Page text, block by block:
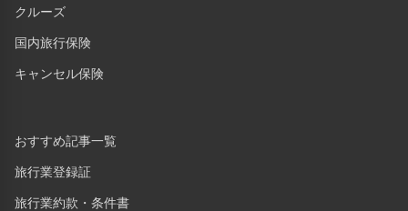
クルーズ
国内旅行保険
キャンセル保険
おすすめ記事一覧
旅行業登録証
旅行業約款・条件書